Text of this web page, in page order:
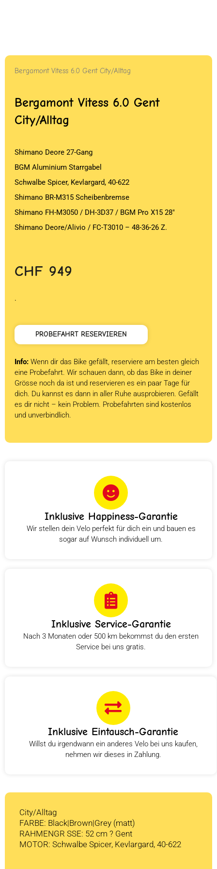
Bergamont Vitess 6.0 Gent City/Alltag
Bergamont Vitess 6.0 Gent
City/Alltag
Shimano Deore 27-Gang
BGM Aluminium Starrgabel
Schwalbe Spicer, Kevlargard, 40-622
Shimano BR-M315 Scheibenbremse
Shimano FH-M3050 / DH-3D37 / BGM Pro X15 28″
Shimano Deore/Alivio / FC-T3010 – 48-36-26 Z.
CHF 949
.
PROBEFAHRT RESERVIEREN
Info: Wenn dir das Bike gefällt, reserviere am besten gleich
eine Probefahrt. Wir schauen dann, ob das Bike in deiner
Grösse noch da ist und reservieren es ein paar Tage für
dich. Du kannst es dann in aller Ruhe ausprobieren. Gefällt
es dir nicht – kein Problem. Probefahrten sind kostenlos
und unverbindlich.
Inklusive Happiness-Garantie
Wir stellen dein Velo perfekt für dich ein und bauen es
sogar auf Wunsch individuell um.
Inklusive Service-Garantie
Nach 3 Monaten oder 500 km bekommst du den ersten
Service bei uns gratis.
Inklusive Eintausch-Garantie
Willst du irgendwann ein anderes Velo bei uns kaufen,
nehmen wir dieses in Zahlung.
City/Alltag
FARBE: Black|Brown|Grey (matt)
RAHMENGR SSE: 52 cm ? Gent
MOTOR: Schwalbe Spicer, Kevlargard, 40-622